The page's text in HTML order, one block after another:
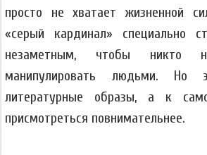
просто не хватает жизненной
«серый кардинал» специально
незаметным, чтобы
манипулировать людьми. Но
литературные образы, а к
присмотреться повнимательнее.